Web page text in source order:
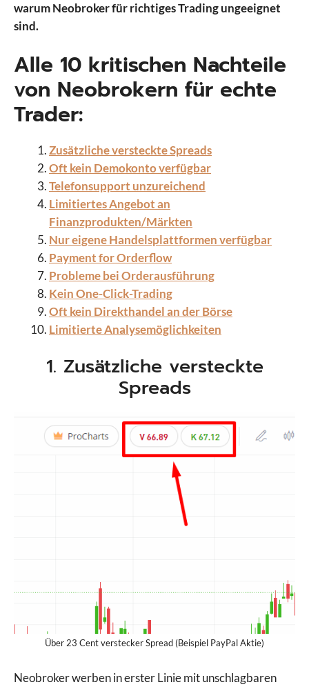
warum Neobroker für richtiges Trading ungeeignet
sind.
Alle 10 kritischen Nachteile
von Neobrokern für echte
Trader:
Zusätzliche versteckte Spreads
Oft kein Demokonto verfügbar
Telefonsupport unzureichend
Limitiertes Angebot an
Finanzprodukten/Märkten
Nur eigene Handelsplattformen verfügbar
Payment for Orderflow
Probleme bei Orderausführung
Kein One-Click-Trading
Oft kein Direkthandel an der Börse
Limitierte Analysemöglichkeiten
1. Zusätzliche versteckte
Spreads
Über 23 Cent verstecker Spread (Beispiel PayPal Aktie)
Neobroker werben in erster Linie mit unschlagbaren